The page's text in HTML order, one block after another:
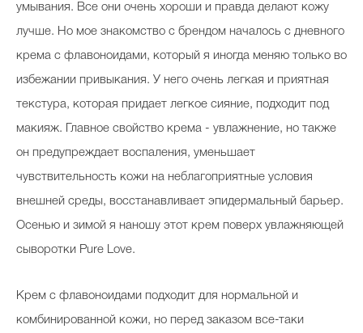
умывания. Все они очень хороши и правда делают кожу
лучше. Но мое знакомство с брендом началось с дневного
крема с флавоноидами, который я иногда меняю только во
избежании привыкания. У него очень легкая и приятная
текстура, которая придает легкое сияние, подходит под
макияж. Главное свойство крема - увлажнение, но также
он предупреждает воспаления, уменьшает
чувствительность кожи на неблагоприятные условия
внешней среды, восстанавливает эпидермальный барьер.
Осенью и зимой я наношу этот крем поверх увлажняющей
сыворотки Pure Love.
Крем с флавоноидами подходит для нормальной и
комбинированной кожи, но перед заказом все-таки